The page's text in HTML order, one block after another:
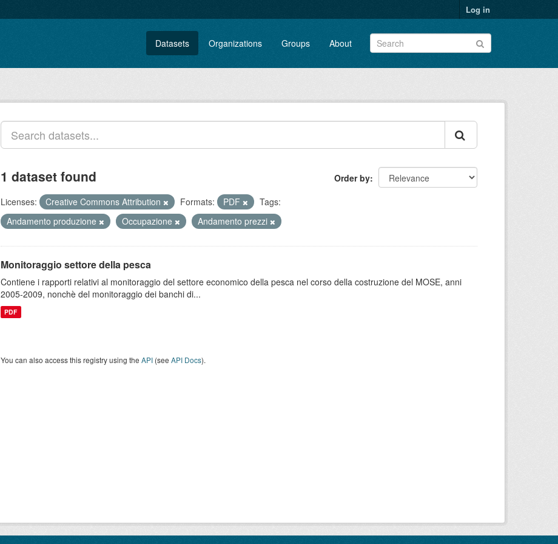
Log in
Datasets Organizations Groups About
Order by
1 dataset found
Licenses: Creative Commons Attribution Formats: PDF
Tags:
Andamento produzione
Occupazione Andamento prezzi
Monitoraggio settore della pesca
Contiene i rapporti relativi al monitoraggio del settore economico della pesca nel corso della costruzione del MOSE, anni
2005-2009, nonchè del monitoraggio dei banchi di...
PDF
You can also access this registry using the API (see API Docs).